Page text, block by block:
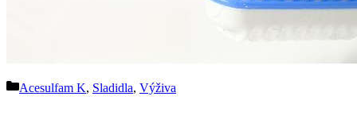
Rubriky
Acesulfam K, Sladidla, Výživa